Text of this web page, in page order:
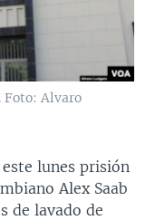
Foto: Alvaro
lunes prisión
Alex Saab
de lavado de